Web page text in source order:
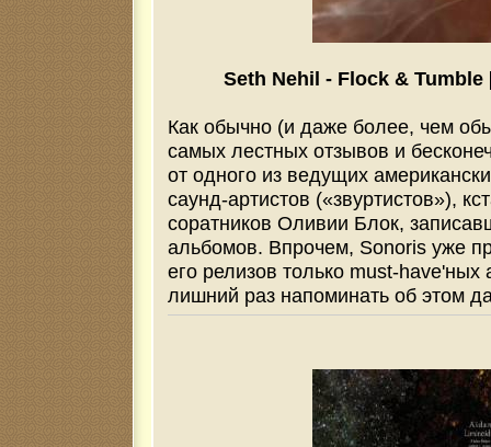
Seth Nehil - Flock & Tumble
Как обычно (и даже более, чем
самых лестных отзывов и
от одного из ведущих
саунд-артистов («звуртистов»),
соратников Оливии Блок,
альбомов. Впрочем, Sonoris уже
его релизов только must-have'ных
лишний раз напоминать об этом